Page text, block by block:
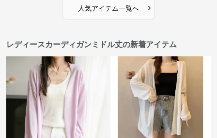
人気アイテム一覧へ ›
レディースカーディガンミドル丈の新着アイテム